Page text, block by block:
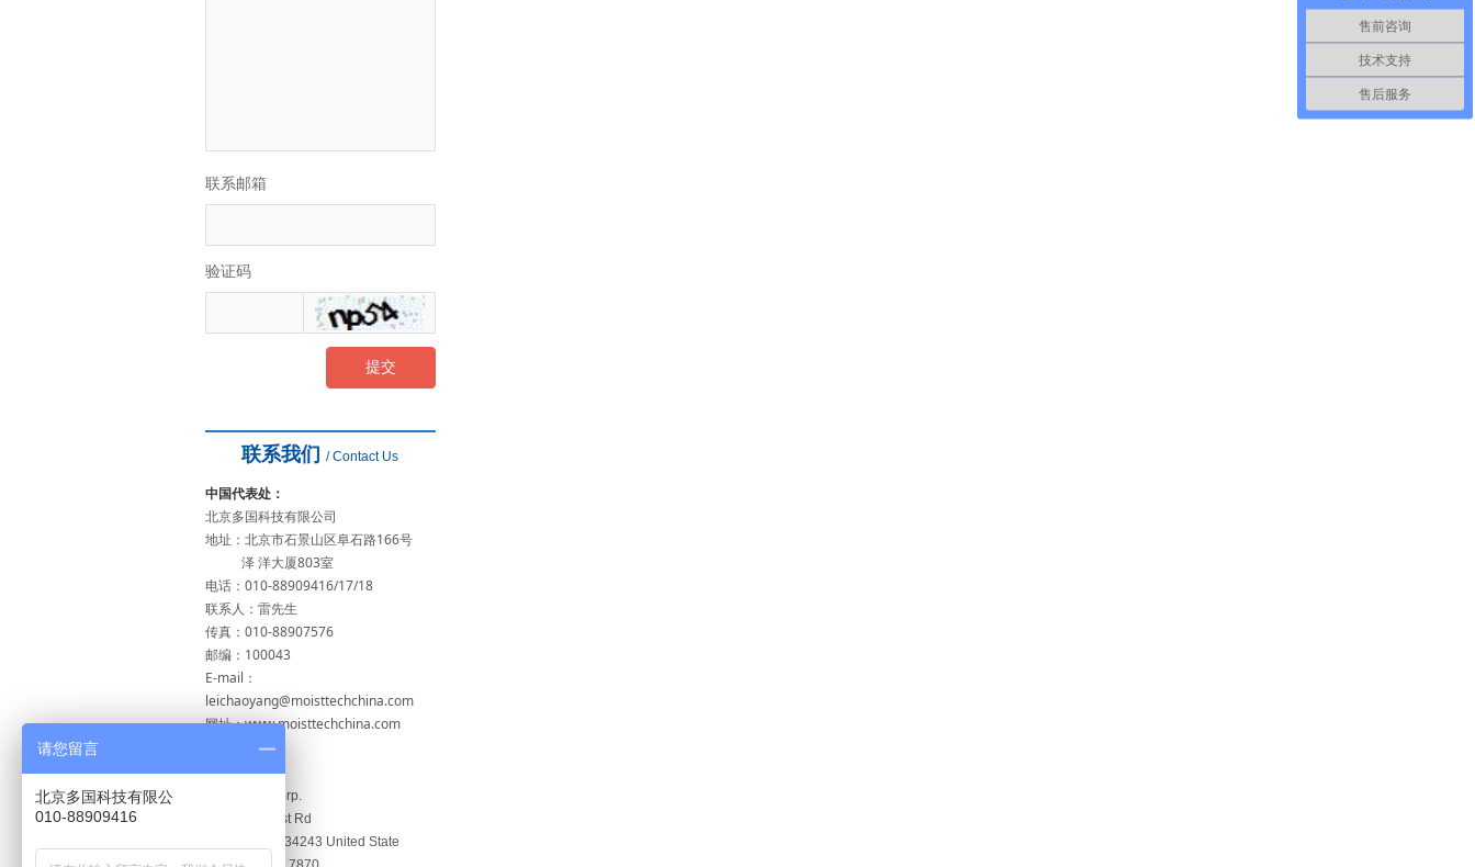
联系邮箱
验证码
提交
联系我们 / Contact Us
中国代表处：
北京多国科技有限公司
地址：北京市石景山区阜石路166号
泽 洋大厦803室
电话：010-88909416/17/18
联系人：雷先生
传真：010-88907576
邮编：100043
E-mail：
leichaoyang@moisttechchina.com
网址：www.moisttechchina.com
美国：
MoistTech Corp.
1199 Tallevast Rd
Sarasota, FL 34243 United State
售前咨询
技术支持
售后服务
请您留言
北京多国科技有限公
010-88909416